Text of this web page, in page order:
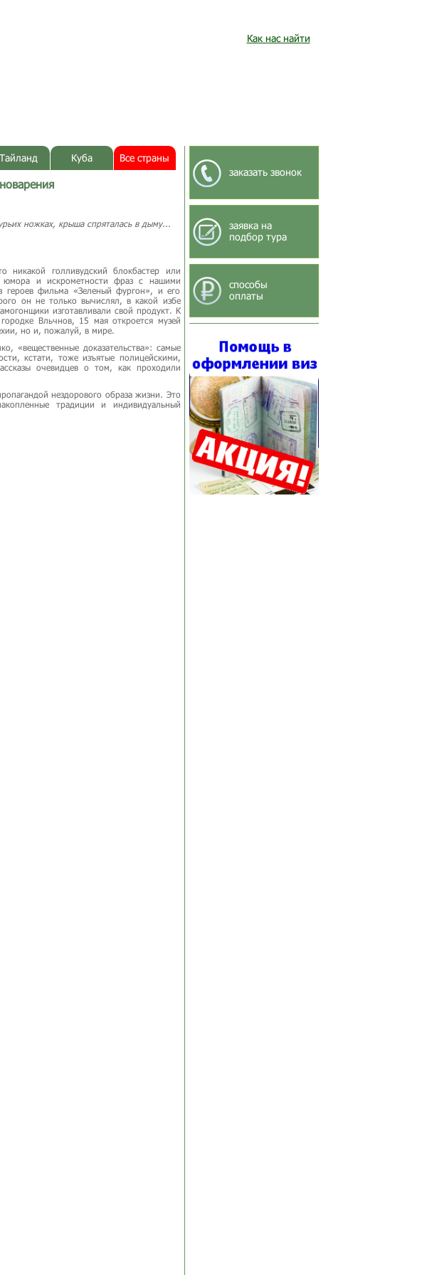
Как нас найти
Тайланд Куба Все страны
ножках, крыша спряталась в дыму...
голливудский блокбастер или
юмора и искрометности фраз с нашими
фильма «Зеленый фургон», и его
он не только вычислял, в какой избе
изготавливали свой продукт. К
Вльчнов, 15 мая откроется музей
но и, пожалуй, в мире.
«вещественные доказательства»: самые
кстати, тоже изъятые полицейскими,
очевидцев о том, как проходили
нездорового образа жизни. Это
традиции и индивидуальный
заказать звонок
заявка на
подбор тура
способы
оплаты